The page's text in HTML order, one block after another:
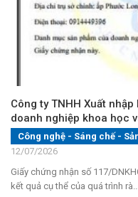
Công ty TNHH Xuất
doanh nghiệp khoa học
Công nghệ - Sáng chế -
12/07/2026
Giấy chứng nhận số 117/
kết quả cụ thể của quá trình